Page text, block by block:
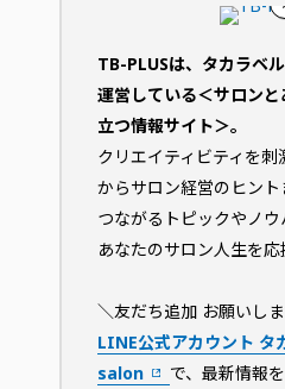
TB-PLUSは、タカラベ
運営している＜サロンと
立つ情報サイト＞。
クリエイティビティを
からサロン経営のヒン
つながるトピックやノウ
あなたのサロン人生を応
＼友だち追加 お願いし
LINE公式アカウント
salon
で、最新情報